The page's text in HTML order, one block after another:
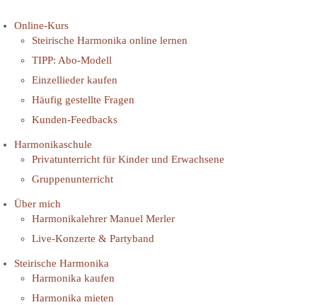
Online-Kurs
Steirische Harmonika online lernen
TIPP: Abo-Modell
Einzellieder kaufen
Häufig gestellte Fragen
Kunden-Feedbacks
Harmonikaschule
Privatunterricht für Kinder und Erwachsene
Gruppenunterricht
Über mich
Harmonikalehrer Manuel Merler
Live-Konzerte & Partyband
Steirische Harmonika
Harmonika kaufen
Harmonika mieten